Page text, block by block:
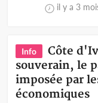
il y a 3
Info
Côte
souverain, le
imposée par
économiques